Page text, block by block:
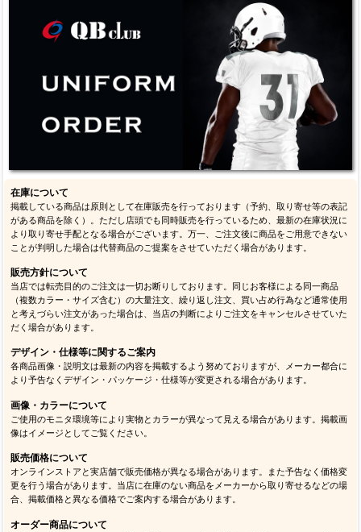
在庫について
掲載している商品は原則として在庫販売を行っております（予約、取り寄せ等の表記
がある商品を除く）。ただし店頭でも同時販売を行っているため、最新の在庫状況に
より取り寄せ手配となる場合がございます。万一、ご注文後に商品をご用意できない
ことが判明した場合は代替商品のご提案をさせていただく場合があります。
販売方針について
当店では転売目的のご注文は一切お断りしております。同じお客様による同一商品
（複数カラー・サイズ含む）の大量注文、繰り返し注文、買い占め行為など通常使用
と考えづらい注文があった場合は、当店の判断によりご注文をキャンセルさせていた
だく場合があります。
デザイン・仕様等に関するご案内
各商品画像・説明文は最新の内容を掲載するよう努めておりますが、メーカー都合に
より予告なくデザイン・パッケージ・仕様等が変更される場合があります。
画像・カラーについて
ご使用のモニタ環境等により実物とカラーが異なって見える場合があります。掲載画
像はイメージとしてご覧ください。
販売価格について
オンラインストアと実店舗で販売価格が異なる場合があります。また予告なく価格変
更を行う場合があります。当店に在庫のない商品をメーカーから取り寄せるなどの場
合、掲載価格と異なる価格でご案内する場合があります。
オーダー商品について